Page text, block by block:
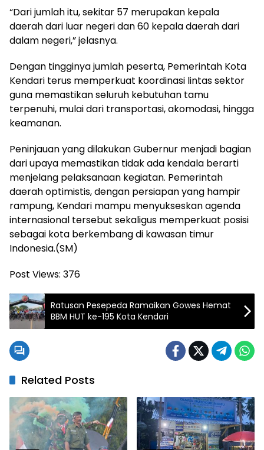
“Dari jumlah itu, sekitar 57 merupakan kepala
daerah dari luar negeri dan 60 kepala daerah dari
dalam negeri,” jelasnya.
Dengan tingginya jumlah peserta, Pemerintah Kota
Kendari terus memperkuat koordinasi lintas sektor
guna memastikan seluruh kebutuhan tamu
terpenuhi, mulai dari transportasi, akomodasi, hingga
keamanan.
Peninjauan yang dilakukan Gubernur menjadi bagian
dari upaya memastikan tidak ada kendala berarti
menjelang pelaksanaan kegiatan. Pemerintah
daerah optimistis, dengan persiapan yang hampir
rampung, Kendari mampu menyukseskan agenda
internasional tersebut sekaligus memperkuat posisi
sebagai kota berkembang di kawasan timur
Indonesia.(SM)
Post Views: 376
Ratusan Pesepeda Ramaikan Gowes Hemat
BBM HUT ke-195 Kota Kendari
Related Posts